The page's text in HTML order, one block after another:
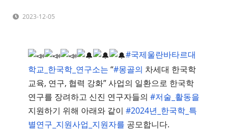
2023-12-05
#국제울란바타르대
학교_한국학_연구소는 “#몽골의 차세대 한국학
교육, 연구, 협력 강화” 사업의 일환으로 한국학
연구를 장려하고 신진 연구자들의 #저술_활동을
지원하기 위해 아래와 같이 #2024년_한국학_특
별연구_지원사업_지원자를 공모합니다.